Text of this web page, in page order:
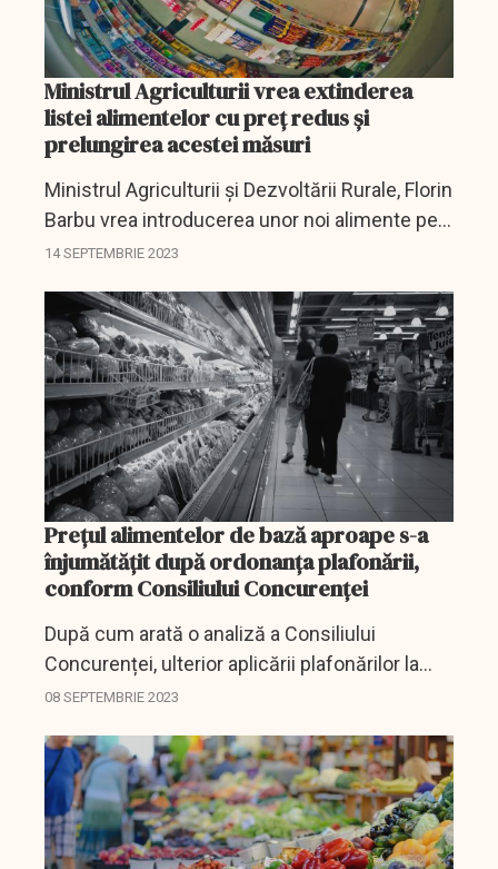
Ministrul Agriculturii vrea extinderea
listei alimentelor cu preț redus și
prelungirea acestei măsuri
Ministrul Agriculturii și Dezvoltării Rurale, Florin
Barbu vrea introducerea unor noi alimente pe
lista cu limitarea adaosului comercial și
alimentele...
14 SEPTEMBRIE 2023
Prețul alimentelor de bază aproape s-a
înjumătățit după ordonanța plafonării,
conform Consiliului Concurenței
După cum arată o analiză a Consiliului
Concurenței, ulterior aplicării plafonărilor la
prețurile alimentelor de bază, acestea au
08 SEPTEMBRIE 2023